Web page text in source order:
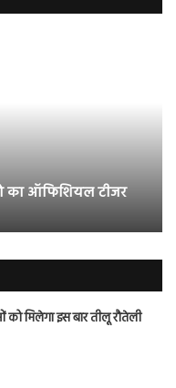
का ऑफिशियल टीजर
को मिलेगा इस बार तीलू रौतेली